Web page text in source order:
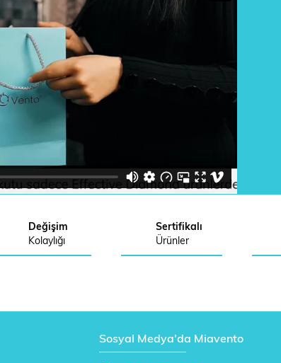
Değişim
Kolaylığı
Sertifikalı
Ürünler
Sosyal Medya'da Miavento